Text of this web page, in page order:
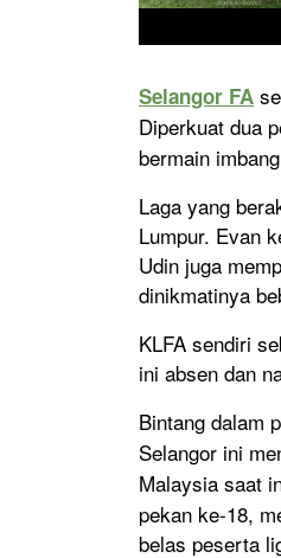
Selangor FA
Diperkuat dua
bermain
Laga yang
Lumpur. Evan
Udin juga
dinikmatinya
KLFA sendiri
ini absen dan
Bintang dalam
Selangor ini
Malaysia saat
pekan ke-18,
belas peserta